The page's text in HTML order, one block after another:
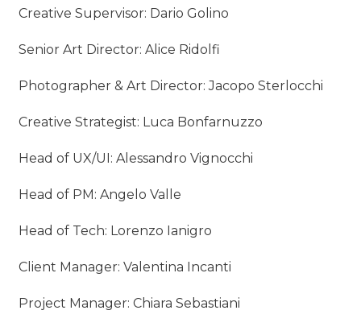
Creative Supervisor: Dario Golino
Senior Art Director: Alice Ridolfi
Photographer & Art Director: Jacopo Sterlocchi
Creative Strategist: Luca Bonfarnuzzo
Head of UX/UI: Alessandro Vignocchi
Head of PM: Angelo Valle
Head of Tech: Lorenzo Ianigro
Client Manager: Valentina Incanti
Project Manager: Chiara Sebastiani